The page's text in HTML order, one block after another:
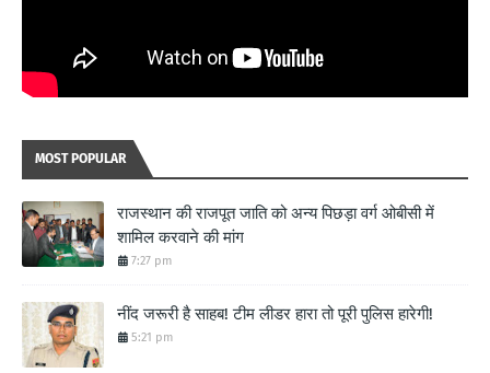
MOST POPULAR
राजस्थान की राजपूत जाति को अन्य पिछड़ा वर्ग ओबीसी में
शामिल करवाने की मांग
7:27 pm
नींद जरूरी है साहब! टीम लीडर हारा तो पूरी पुलिस हारेगी!
5:21 pm